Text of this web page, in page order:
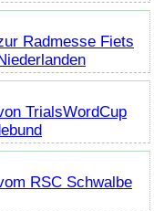
Radmesse Fiets
TrialsWordCup
RSC Schwalbe